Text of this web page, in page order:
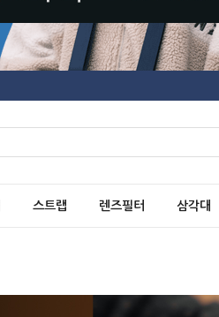
스트랩 렌즈필터 삼각대